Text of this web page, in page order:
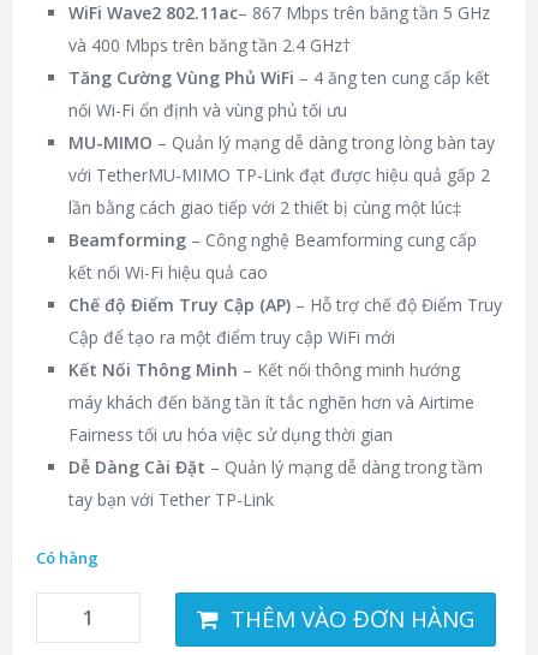
WiFi Wave2 802.11ac– 867 Mbps trên băng tần 5 GHz
và 400 Mbps trên băng tần 2.4 GHz†
Tăng Cường Vùng Phủ WiFi – 4 ăng ten cung cấp kết
nối Wi-Fi ổn định và vùng phủ tối ưu
MU-MIMO – Quản lý mạng dễ dàng trong lòng bàn tay
với TetherMU-MIMO TP-Link đạt được hiệu quả gấp 2
lần bằng cách giao tiếp với 2 thiết bị cùng một lúc‡
Beamforming– Công nghệ Beamforming cung cấp
kết nối Wi-Fi hiệu quả cao
Chế độ Điểm Truy Cập (AP)– Hỗ trợ chế độ Điểm Truy
Cập để tạo ra một điểm truy cập WiFi mới
Kết Nối Thông Minh – Kết nối thông minh hướng
máy khách đến băng tần ít tắc nghẽn hơn và Airtime
Fairness tối ưu hóa việc sử dụng thời gian
Dễ Dàng Cài Đặt – Quản lý mạng dễ dàng trong tầm
tay bạn với Tether TP-Link
Có hàng
THÊM VÀO ĐƠN HÀNG